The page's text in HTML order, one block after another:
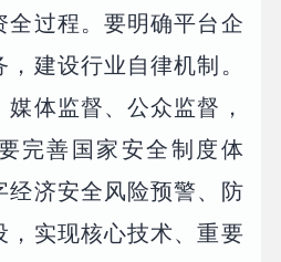
全过程。要明确平台企
建设行业自律机制。
体监督、公众监督，
完善国家安全制度体
经济安全风险预警、防
，实现核心技术、重要